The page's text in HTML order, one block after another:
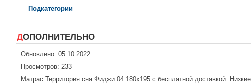
Подкатегории
ДОПОЛНИТЕЛЬНО
Обновлено: 05.10.2022
Просмотров: 233
Матрас Территория сна Фиджи 04 180x195 с бесплатной доставкой. Низкие